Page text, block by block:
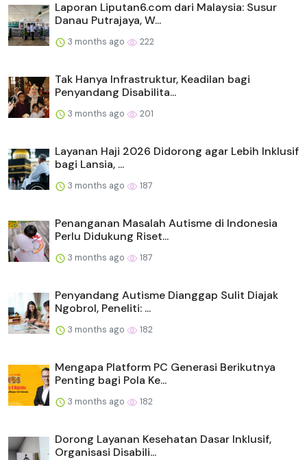
Laporan Liputan6.com dari Malaysia: Susur
Danau Putrajaya, W...
3 months ago 222
Tak Hanya Infrastruktur, Keadilan bagi
Penyandang Disabilita...
3 months ago 201
Layanan Haji 2026 Didorong agar Lebih Inklusif
bagi Lansia, ...
3 months ago 187
Penanganan Masalah Autisme di Indonesia
Perlu Didukung Riset...
3 months ago 187
Penyandang Autisme Dianggap Sulit Diajak
Ngobrol, Peneliti: ...
3 months ago 182
Mengapa Platform PC Generasi Berikutnya
Penting bagi Pola Ke...
3 months ago 182
Dorong Layanan Kesehatan Dasar Inklusif,
Organisasi Disabili...